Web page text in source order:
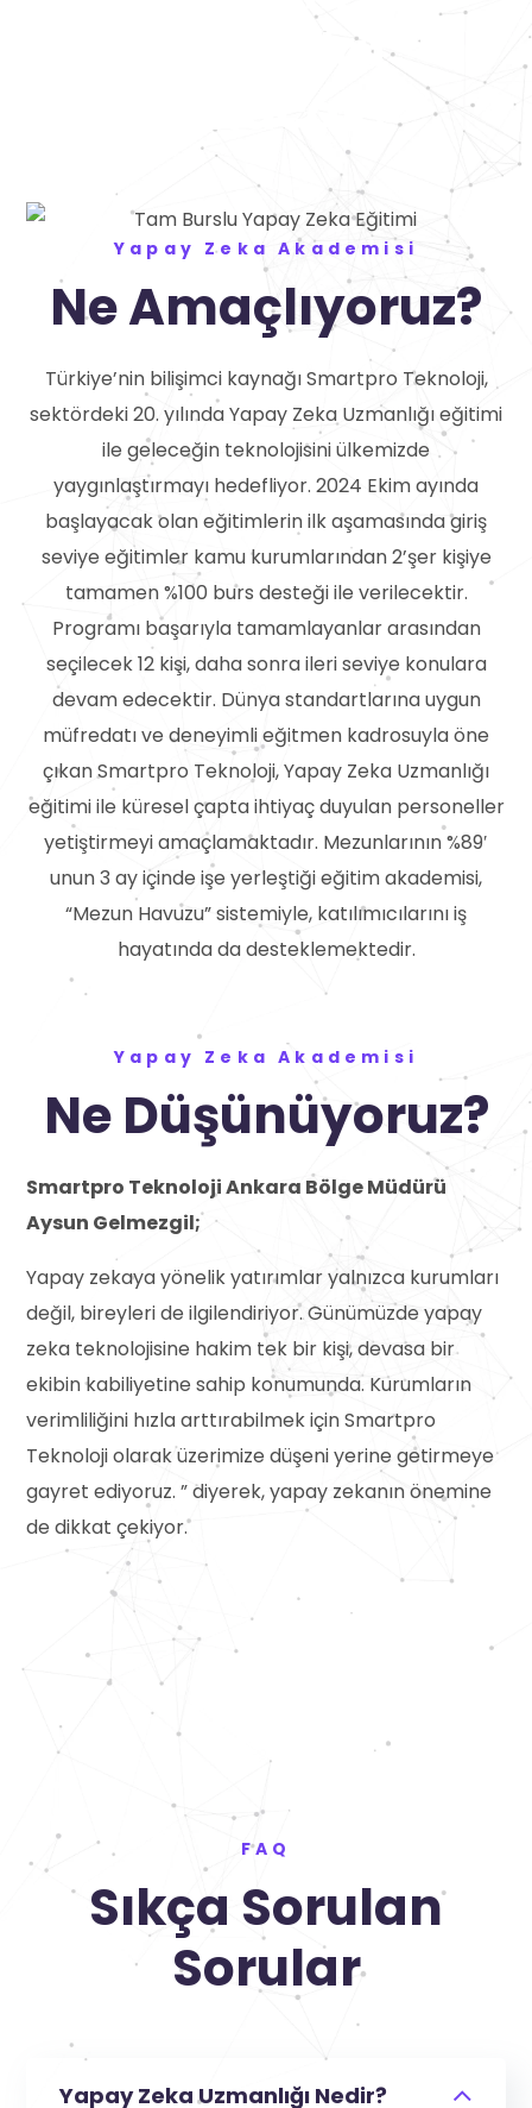
müfredat
sunacak.
Yapay Zeka Akademisi
Ne Amaçlıyoruz?
Türkiye’nin bilişimci kaynağı Smartpro Teknoloji,
sektördeki 20. yılında Yapay Zeka Uzmanlığı eğitimi
ile geleceğin teknolojisini ülkemizde
yaygınlaştırmayı hedefliyor. 2024 Ekim ayında
başlayacak olan eğitimlerin ilk aşamasında giriş
seviye eğitimler kamu kurumlarından 2’şer kişiye
tamamen %100 burs desteği ile verilecektir.
Programı başarıyla tamamlayanlar arasından
seçilecek 12 kişi, daha sonra ileri seviye konulara
devam edecektir. Dünya standartlarına uygun
müfredatı ve deneyimli eğitmen kadrosuyla öne
çıkan Smartpro Teknoloji, Yapay Zeka Uzmanlığı
eğitimi ile küresel çapta ihtiyaç duyulan personeller
yetiştirmeyi amaçlamaktadır. Mezunlarının %89′
unun 3 ay içinde işe yerleştiği eğitim akademisi,
“Mezun Havuzu” sistemiyle, katılımıcılarını iş
hayatında da desteklemektedir.
Yapay Zeka Akademisi
Ne Düşünüyoruz?
Smartpro Teknoloji Ankara Bölge Müdürü
Aysun Gelmezgil;
Yapay zekaya yönelik yatırımlar yalnızca kurumları
değil, bireyleri de ilgilendiriyor. Günümüzde yapay
zeka teknolojisine hakim tek bir kişi, devasa bir
ekibin kabiliyetine sahip konumunda. Kurumların
verimliliğini hızla arttırabilmek için Smartpro
Teknoloji olarak üzerimize düşeni yerine getirmeye
gayret ediyoruz. ” diyerek, yapay zekanın önemine
de dikkat çekiyor.
FAQ
Sıkça Sorulan
Sorular
Yapay Zeka Uzmanlığı Nedir?